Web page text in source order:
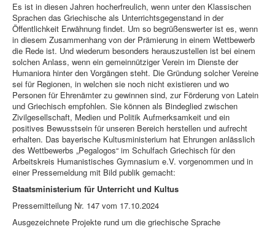
Es ist in diesen Jahren hocherfreulich, wenn unter den Klassischen
Sprachen das Griechische als Unterrichtsgegenstand in der
Öffentlichkeit Erwähnung findet. Um so begrüßenswerter ist es, wenn
in diesem Zusammenhang von der Prämierung in einem Wettbewerb
die Rede ist. Und wiederum besonders herauszustellen ist bei einem
solchen Anlass, wenn ein gemeinnütziger Verein im Dienste der
Humaniora hinter den Vorgängen steht. Die Gründung solcher Vereine
sei für Regionen, in welchen sie noch nicht existieren und wo
Personen für Ehrenämter zu gewinnen sind, zur Förderung von Latein
und Griechisch empfohlen. Sie können als Bindeglied zwischen
Zivilgesellschaft, Medien und Politik Aufmerksamkeit und ein
positives Bewusstsein für unseren Bereich herstellen und aufrecht
erhalten. Das bayerische Kultusministerium hat Ehrungen anlässlich
des Wettbewerbs „Pegalogos“ im Schulfach Griechisch für den
Arbeitskreis Humanistisches Gymnasium e.V. vorgenommen und in
einer Pressemeldung mit Bild publik gemacht:
Staatsministerium für Unterricht und Kultus
Pressemitteilung Nr. 147 vom 17.10.2024
Ausgezeichnete Projekte rund um die griechische Sprache